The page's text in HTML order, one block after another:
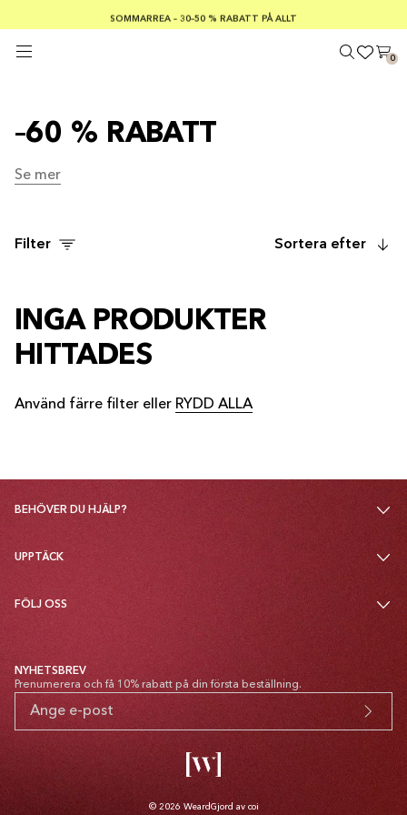
SOMMARREA – 30–50 % RABATT PÅ ALLT
FRI FRAKT PÅ KÖP ÖVER €100
Säker betalning med
0
–60 % RABATT
Se mer
Filter Sortera efter
INGA PRODUKTER
HITTADES
Använd färre filter eller RYDD ALLA
BEHÖVER DU HJÄLP?
UPPTÄCK
FÖLJ OSS
NYHETSBREV
Prenumerera och få 10% rabatt på din första beställning.
© 2026 Weard Gjord av coi